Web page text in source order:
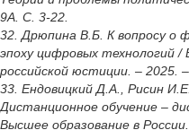
9А. С. 3-22.
32. Дрюпина В.Б. К вопросу о
эпоху цифровых технологий
российской юстиции. – 2025.
33. Ендовицкий Д.А., Рисин
Дистанционное обучение –
Высшее образование в